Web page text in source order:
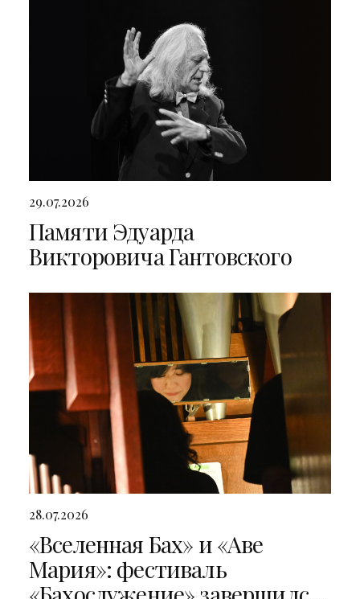
29.07.2026
Памяти Эдуарда
Викторовича Гантовского
28.07.2026
«Вселенная Бах» и «Аве
Мария»: фестиваль